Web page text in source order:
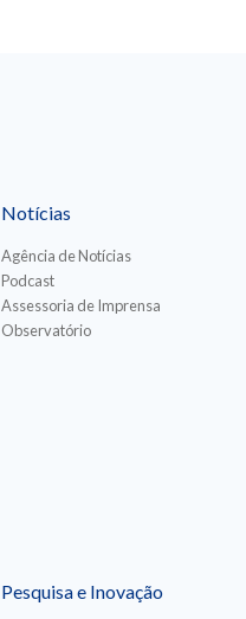
Notícias
Agência de Notícias
Podcast
Assessoria de Imprensa
Observatório
Pesquisa e Inovação